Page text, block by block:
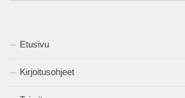
Etusivu
Kirjoitusohjeet